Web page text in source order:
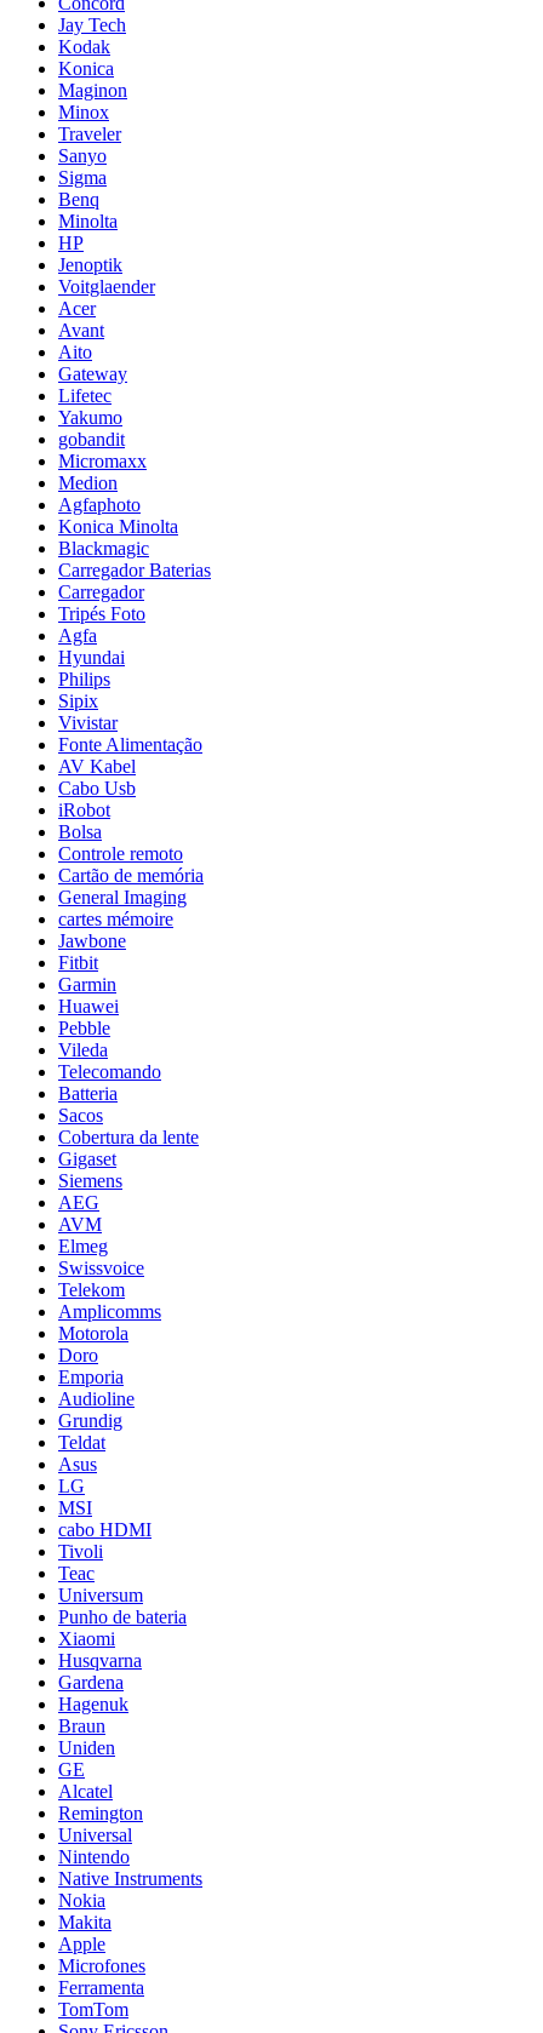
Jay Tech
Kodak
Konica
Maginon
Minox
Traveler
Sanyo
Sigma
Benq
Minolta
HP
Jenoptik
Voitglaender
Acer
Avant
Aito
Gateway
Lifetec
Yakumo
gobandit
Micromaxx
Medion
Agfaphoto
Konica Minolta
Blackmagic
Carregador Baterias
Carregador
Tripés Foto
Agfa
Hyundai
Philips
Sipix
Vivistar
Fonte Alimentação
AV Kabel
Cabo Usb
iRobot
Bolsa
Controle remoto
Cartão de memória
General Imaging
cartes mémoire
Jawbone
Fitbit
Garmin
Huawei
Pebble
Vileda
Telecomando
Batteria
Sacos
Cobertura da lente
Gigaset
Siemens
AEG
AVM
Elmeg
Swissvoice
Telekom
Amplicomms
Motorola
Doro
Emporia
Audioline
Grundig
Teldat
Asus
LG
MSI
cabo HDMI
Tivoli
Teac
Universum
Punho de bateria
Xiaomi
Husqvarna
Gardena
Hagenuk
Braun
Uniden
GE
Alcatel
Remington
Universal
Nintendo
Native Instruments
Nokia
Makita
Apple
Microfones
Ferramenta
TomTom